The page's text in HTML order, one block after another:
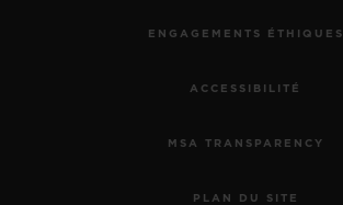
ENGAGEMENTS ÉTHIQUES
ACCESSIBILITÉ
MSA TRANSPARENCY
PLAN DU SITE